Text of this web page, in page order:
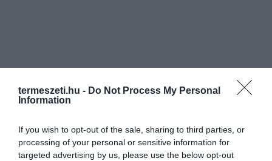
termeszeti.hu - Do Not Process My Personal
Information
If you wish to opt-out of the sale, sharing to third parties, or
processing of your personal or sensitive information for
targeted advertising by us, please use the below opt-out